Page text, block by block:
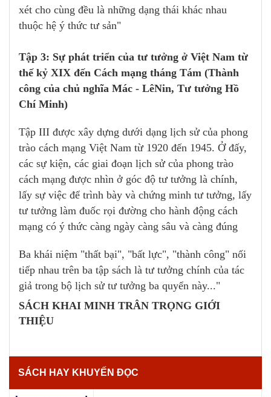
xét cho cùng đều là những dạng thái khác nhau
thuộc hệ ý thức tư sản"
Tập 3: Sự phát triển của tư tưởng ở Việt Nam từ
thế kỷ XIX đến Cách mạng tháng Tám (Thành
công của chủ nghĩa Mác - LêNin, Tư tưởng Hồ
Chí Minh)
Tập III được xây dựng dưới dạng lịch sử của phong
trào cách mạng Việt Nam từ 1920 đến 1945. Ở đấy,
các sự kiện, các giai đoạn lịch sử của phong trào
cách mạng được nhìn ở góc độ tư tưởng là chính,
lấy sự việc để trình bày và chứng minh tư tưởng, lấy
tư tưởng làm đuốc rọi đường cho hành động cách
mạng có ý thức càng ngày càng sâu và càng đúng
Ba khái niệm "thất bại", "bất lực", "thành công" nối
tiếp nhau trên ba tập sách là tư tưởng chính của tác
giả trong bộ lịch sử tư tưởng ba quyển này..."
SÁCH KHAI MINH TRÂN TRỌNG GIỚI
THIỆU
SÁCH HAY KHUYẾN ĐỌC